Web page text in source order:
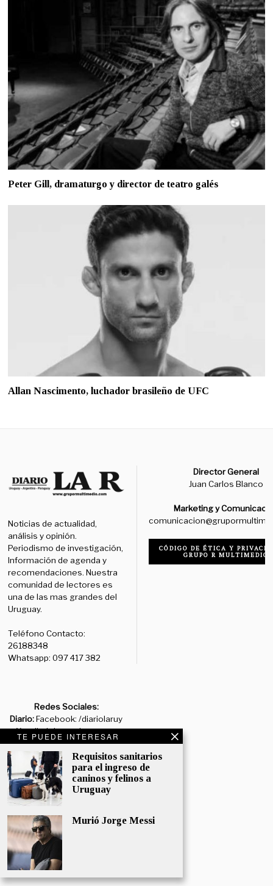
TE PUEDE INTERESAR
Requisitos sanitarios
para el ingreso de
caninos y felinos a
Uruguay
Murió Jorge Messi
Peter Gill, dramaturgo y director de teatro galés
Allan Nascimento, luchador brasileño de UFC
Noticias de actualidad,
análisis y opinión.
Periodismo de investigación,
Información de agenda y
recomendaciones. Nuestra
comunidad de lectores es
una de las mas grandes del
Uruguay.
Teléfono Contacto:
26188348
Whatsapp: 097 417 382
Director General
Juan Carlos Blanco
Marketing y
CÓDIGO DE ÉTICA Y
GRUPO R MULTIMEDIO
Redes Sociales:
Diario:Facebook: /diariolaruy
- X: @diariolaruy - Instagram:
@diariolar_uy
Departamento Comercial:
comercial@grupormultimedio.com
Departamento de Avisos:
avisos@grupormultimedio.com
Administración:
administracion@grupormultimedio.com